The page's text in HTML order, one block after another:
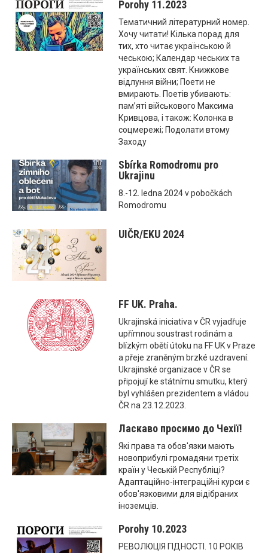
Porohy 11.2023
Тематичний літературний номер.
Хочу читати! Кілька порад для
тих, хто читає українською й
чеською; Календар чеських та
українських свят. Книжкове
відлуння війни; Поети не
вмирають. Поетів убивають:
памʼяті військового Максима
Кривцова, і також: Колонка в
соцмережі; Подолати втому
Заходу
Sbírka Romodromu pro
Ukrajinu
8.-12. ledna 2024 v pobočkách
Romodromu
UIČR/EKU 2024
FF UK. Praha.
Ukrajinská iniciativa v ČR vyjadřuje
upřímnou soustrast rodinám a
blízkým obětí útoku na FF UK v Praze
a přeje zraněným brzké uzdravení.
Ukrajinské organizace v ČR se
připojují ke státnímu smutku, který
byl vyhlášen prezidentem a vládou
ČR na 23.12.2023.
Ласкаво просимо до Чехії!
Які права та обов'язки мають
новоприбулі громадяни третіх
країн у Чеській Республіці?
Адаптаційно-інтеграційні курси є
обов'язковими для відібраних
іноземців.
Porohy 10.2023
РЕВОЛЮЦІЯ ГІДНОСТІ. 10 РОКІВ